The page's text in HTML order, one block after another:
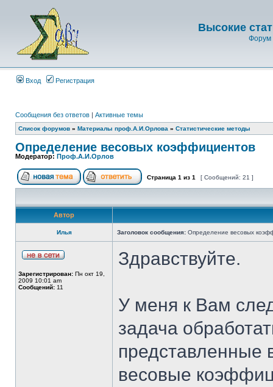
Высокие
Форум
Вход Регистрация
Сообщения без ответов | Активные темы
Список форумов » Материалы проф.А.И.Орлова » Статистические методы
Определение весовых коэффициентов
Модератор: Проф.А.И.Орлов
Страница 1 из 1 [ Сообщений: 21 ]
Автор
Илья Заголовок сообщения: Определение весовых
Зарегистрирован: Пн окт 19,
2009 10:01 am
Сообщений: 11
Здравствуйте.
У меня к Вам
задача
представленные
весовые